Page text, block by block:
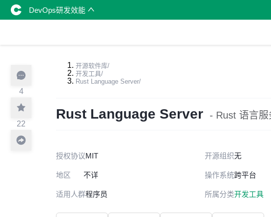
DevOps研发效能
4
22
开源软件库/
开发工具/
Rust Language Server/
Rust Language Server - Rust 语言服
授权协议MIT 开源组织无
地区 不详 操作系统跨平台
适用人群程序员 所属分类开发工具